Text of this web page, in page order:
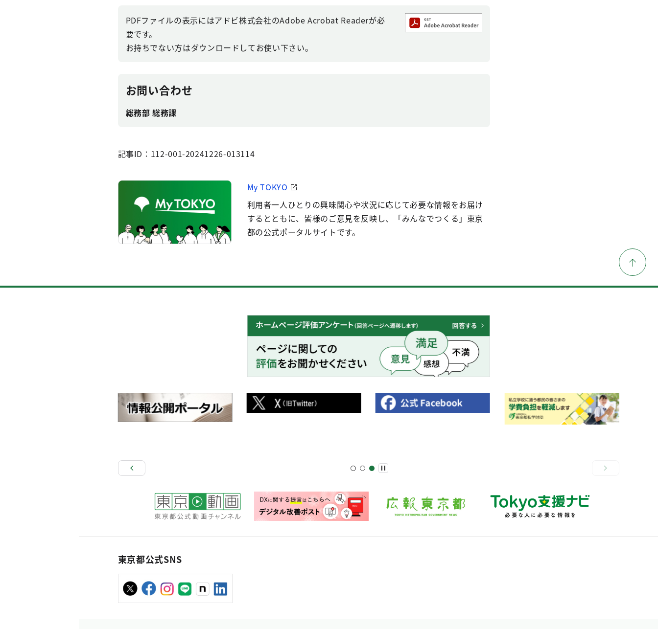
PDFファイルの表示にはアドビ株式会社のAdobe Acrobat Readerが必
要です。
お持ちでない方はダウンロードしてお使い下さい。
お問い合わせ
総務部 総務課
記事ID：112-001-20241226-013114
My TOKYO
利用者一人ひとりの興味関心や状況に応じて必要な情報をお届け
するとともに、皆様のご意見を反映し、「みんなでつくる」東京
都の公式ポータルサイトです。
東京都公式SNS